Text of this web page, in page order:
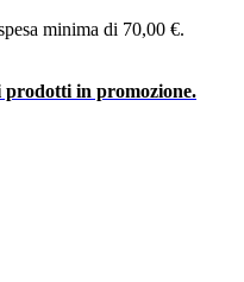
minima di 70,00 €.
in promozione.